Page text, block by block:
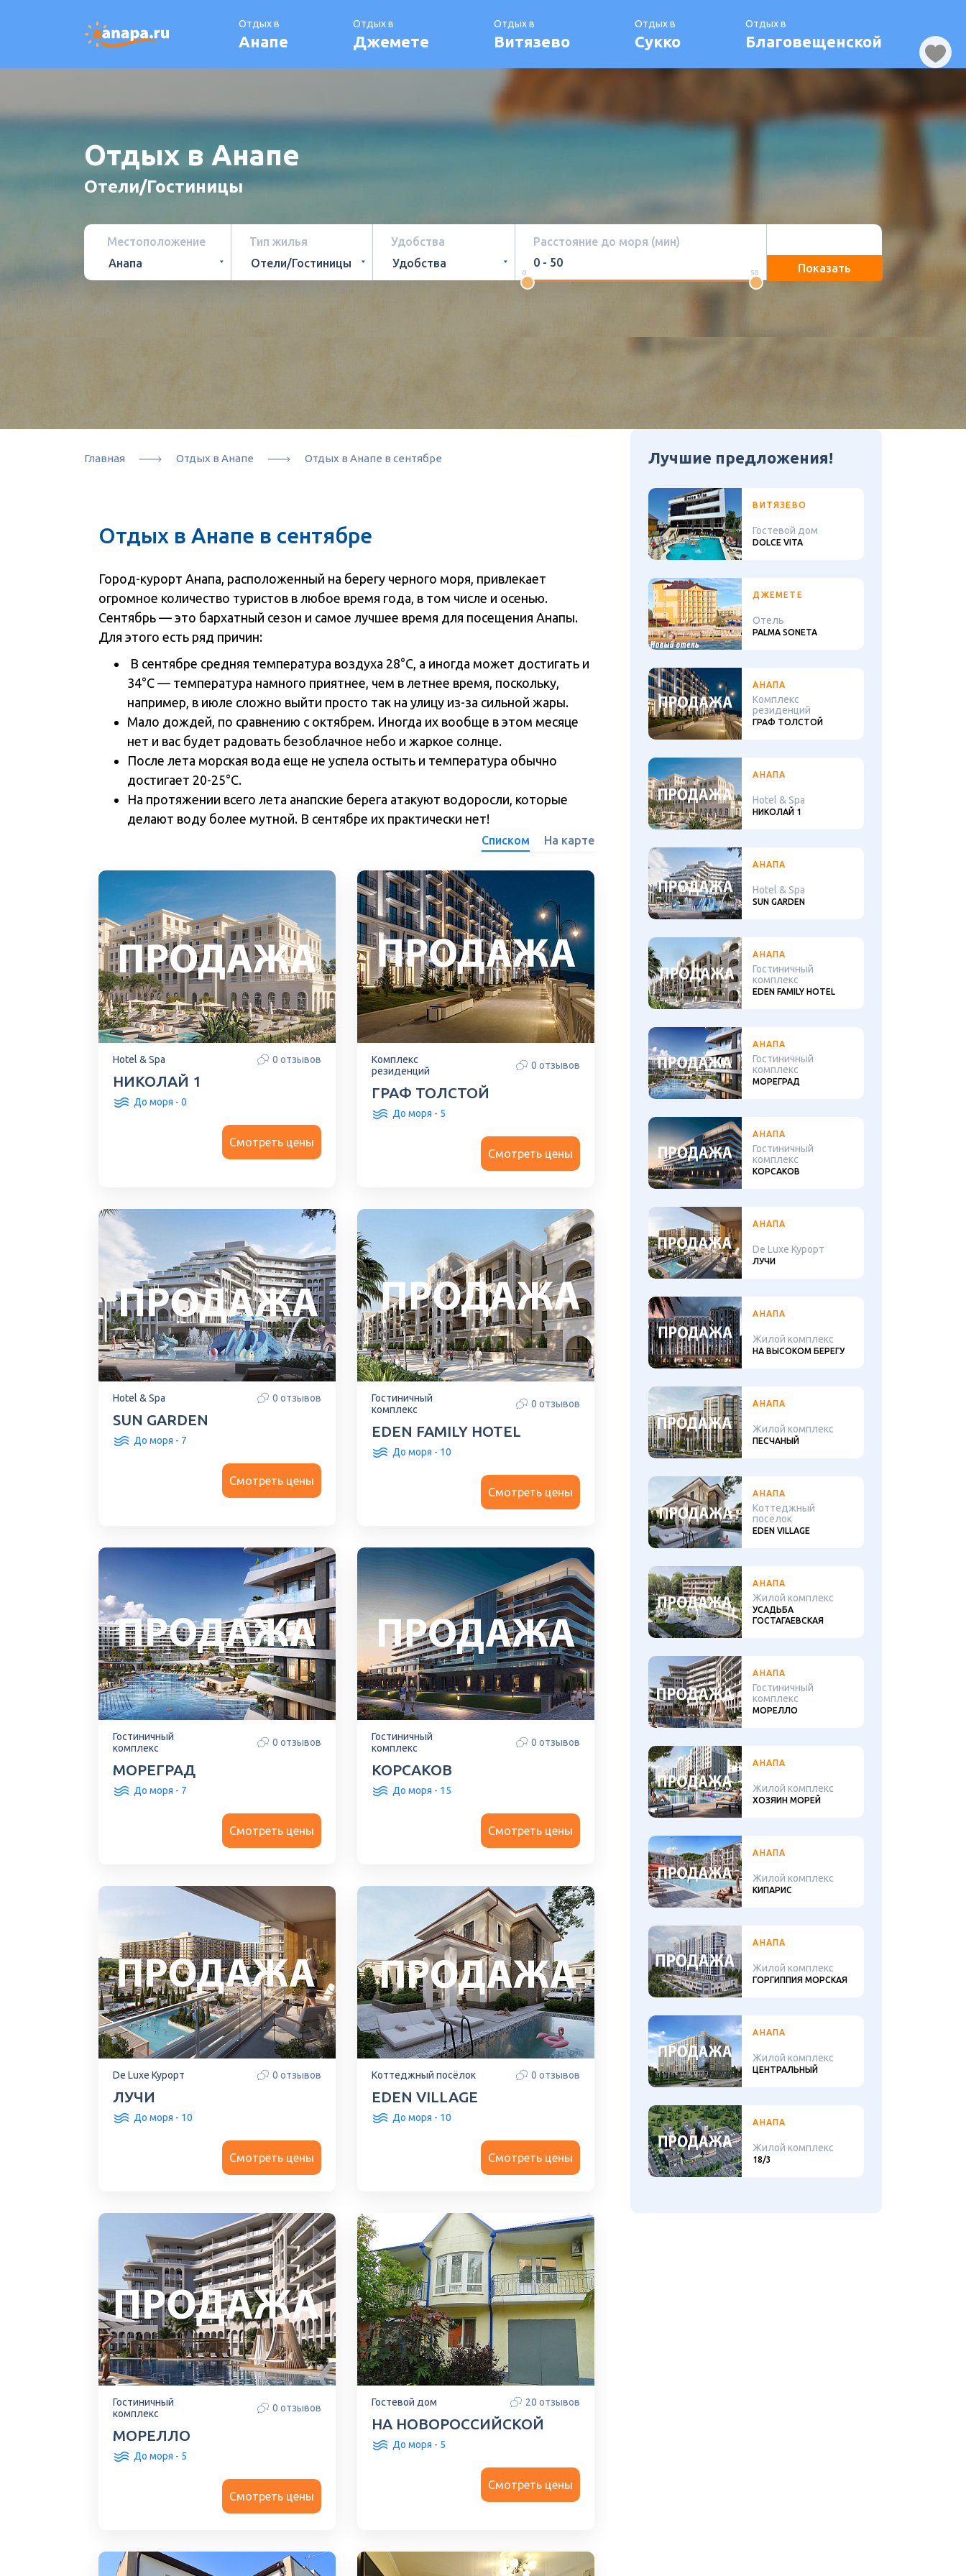
Отдых в
Анапе
Отдых в
Джемете
Отдых в
Витязево
Отдых в
Сукко
Отдых в
Благовещенской
Отдых в Анапе
Отели/Гостиницы
Местоположение Тип жилья Удобства Расстояние до моря (мин)
0 50 Показать
Главная Отдых в Анапе Отдых в Анапе в сентябре
Отдых в Анапе в сентябре
Город-курорт Анапа, расположенный на берегу черного моря, привлекает
огромное количество туристов в любое время года, в том числе и осенью.
Сентябрь — это бархатный сезон и самое лучшее время для посещения Анапы.
Для этого есть ряд причин:
В сентябре средняя температура воздуха 28°С, а иногда может достигать и
34°С — температура намного приятнее, чем в летнее время, поскольку,
например, в июле сложно выйти просто так на улицу из-за сильной жары.
Мало дождей, по сравнению с октябрем. Иногда их вообще в этом месяце
нет и вас будет радовать безоблачное небо и жаркое солнце.
После лета морская вода еще не успела остыть и температура обычно
достигает 20-25°С.
На протяжении всего лета анапские берега атакуют водоросли, которые
делают воду более мутной. В сентябре их практически нет!
Списком На карте
Hotel & Spa 0 отзывов
НИКОЛАЙ 1
До моря - 0
Смотреть цены
Комплекс
резиденций
0 отзывов
ГРАФ ТОЛСТОЙ
До моря - 5
Смотреть цены
Hotel & Spa 0 отзывов
SUN GARDEN
До моря - 7
Смотреть цены
Гостиничный
комплекс
0 отзывов
EDEN FAMILY HOTEL
До моря - 10
Смотреть цены
Гостиничный
комплекс
0 отзывов
МОРЕГРАД
До моря - 7
Смотреть цены
Гостиничный
комплекс
0 отзывов
КОРСАКОВ
До моря - 15
Смотреть цены
De Luxe Курорт 0 отзывов
ЛУЧИ
До моря - 10
Смотреть цены
Коттеджный посёлок 0 отзывов
EDEN VILLAGE
До моря - 10
Смотреть цены
Гостиничный
комплекс
0 отзывов
МОРЕЛЛО
До моря - 5
Смотреть цены
Гостевой дом 20 отзывов
НА НОВОРОССИЙСКОЙ
До моря - 5
Смотреть цены
Лучшие предложения!
ВИТЯЗЕВО
Гостевой дом
DOLCE VITA
ДЖЕМЕТЕ
Отель
PALMA SONETA
АНАПА
Комплекс
резиденций
ГРАФ ТОЛСТОЙ
АНАПА
Hotel & Spa
НИКОЛАЙ 1
АНАПА
Hotel & Spa
SUN GARDEN
АНАПА
Гостиничный
комплекс
EDEN FAMILY HOTEL
АНАПА
Гостиничный
комплекс
МОРЕГРАД
АНАПА
Гостиничный
комплекс
КОРСАКОВ
АНАПА
De Luxe Курорт
ЛУЧИ
АНАПА
Жилой комплекс
НА ВЫСОКОМ БЕРЕГУ
АНАПА
Жилой комплекс
ПЕСЧАНЫЙ
АНАПА
Коттеджный
посёлок
EDEN VILLAGE
АНАПА
Жилой комплекс
УСАДЬБА
ГОСТАГАЕВСКАЯ
АНАПА
Гостиничный
комплекс
МОРЕЛЛО
АНАПА
Жилой комплекс
ХОЗЯИН МОРЕЙ
АНАПА
Жилой комплекс
КИПАРИС
АНАПА
Жилой комплекс
ГОРГИППИЯ МОРСКАЯ
АНАПА
Жилой комплекс
ЦЕНТРАЛЬНЫЙ
АНАПА
Жилой комплекс
18/3